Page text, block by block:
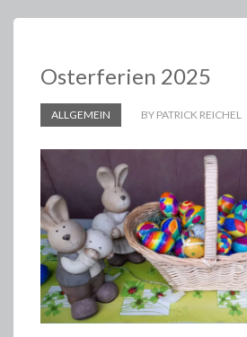
Osterferien 2025
ALLGEMEIN BY PATRICK REICHEL